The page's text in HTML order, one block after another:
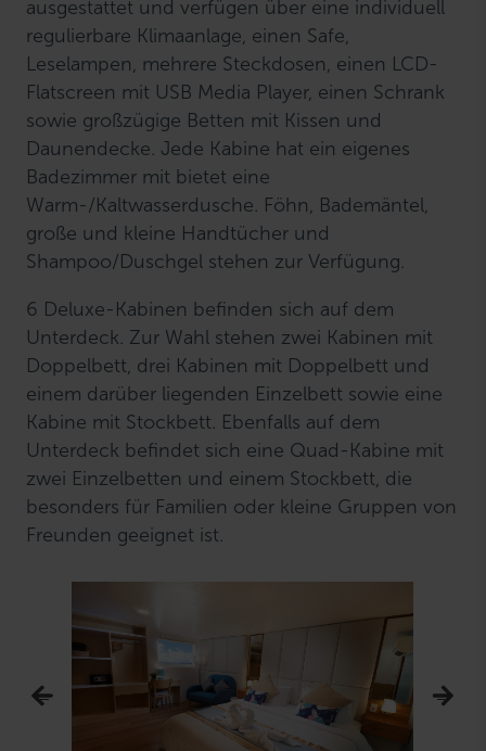
ausgestattet und verfügen über eine individuell
regulierbare Klimaanlage, einen Safe,
Leselampen, mehrere Steckdosen, einen LCD-
Flatscreen mit USB Media Player, einen Schrank
sowie großzügige Betten mit Kissen und
Daunendecke. Jede Kabine hat ein eigenes
Badezimmer mit bietet eine
Warm-/Kaltwasserdusche. Föhn, Bademäntel,
große und kleine Handtücher und
Shampoo/Duschgel stehen zur Verfügung.
6 Deluxe-Kabinen befinden sich auf dem
Unterdeck. Zur Wahl stehen zwei Kabinen mit
Doppelbett, drei Kabinen mit Doppelbett und
einem darüber liegenden Einzelbett sowie eine
Kabine mit Stockbett. Ebenfalls auf dem
Unterdeck befindet sich eine Quad-Kabine mit
zwei Einzelbetten und einem Stockbett, die
besonders für Familien oder kleine Gruppen von
Freunden geeignet ist.